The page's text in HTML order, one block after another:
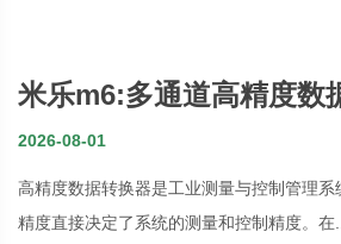
米乐m6:多通道高精度数
与误差补偿技术
2026-08-01
高精度数据转换器是工业测量与控制管理
精度直接决定了系统的测量和控制精度。在...